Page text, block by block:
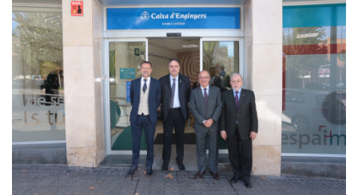
i
a
l
e